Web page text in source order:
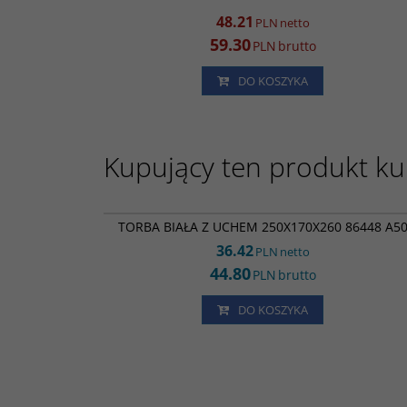
48.21 PLN netto
59.30PLN brutto
DO KOSZYKA
Kupujący ten produkt
TORBA BIAŁA Z UCHEM 250X170X260 86448 A50
36.42PLN netto
44.80PLN brutto
DO KOSZYKA